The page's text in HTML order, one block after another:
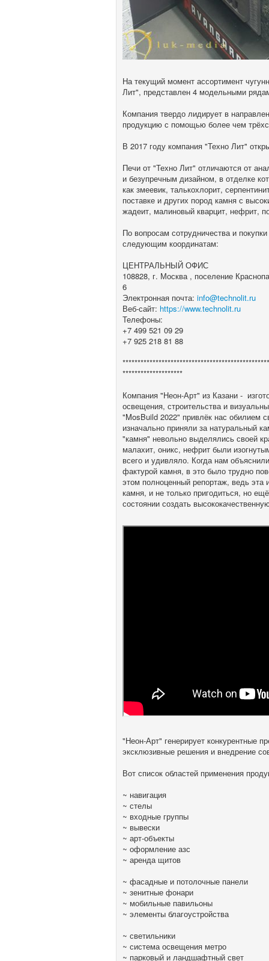
На текущий момент ассортимент
Лит", представлен 4 модельными
Компания твердо лидирует в
продукцию с помощью более чем
В 2017 году компания "Техно Лит"
Печи от "Техно Лит" отличаются от
и безупречным дизайном, в отделке
как змеевик, талькохлорит,
поставке и других пород камня с
жадеит, малиновый кварцит, нефрит,
По вопросам сотрудничества и
следующим координатам:
ЦЕНТРАЛЬНЫЙ ОФИС
108828, г. Москва , поселение
6
Электронная почта:info@technolit.ru
Веб-сайт: https://www.technolit.ru
Телефоны:
+7 499 521 09 29
+7 925 218 81 88
********************
Компания "Неон-Арт" из Казани -
освещения, строительства и
"MosBuild 2022" привлёк нас обилием
изначально приняли за натуральный
"камня" невольно выделялись своей
малахит, оникс, нефрит были
всего и удивляло. Когда нам
фактурой камня, в это было трудно
этом полноценный репортаж, ведь
камня, и не только пригодиться, но
состоянии создать
"Неон-Арт" генерирует конкурентные
эксклюзивные решения и внедрение
Вот список областей применения
~ навигация
~ стелы
~ входные группы
~ вывески
~ арт-объекты
~ оформление азс
~ аренда щитов
~ фасадные и потолочные панели
~ зенитные фонари
~ мобильные павильоны
~ элементы благоустройства
~ светильники
~ система освещения метро
~ парковый и ландшафтный свет